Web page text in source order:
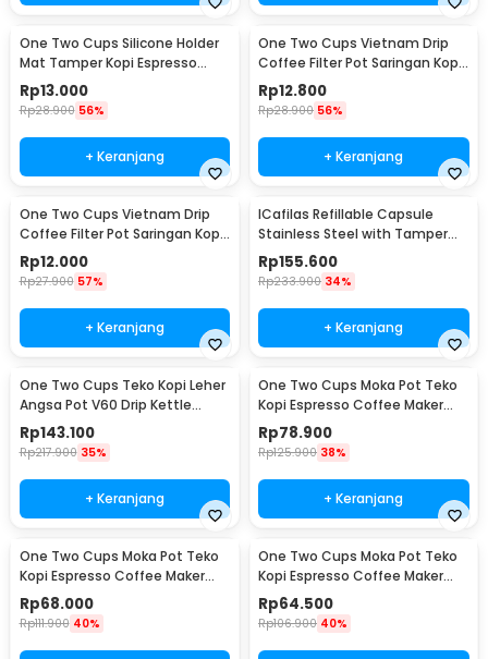
One Two Cups Silicone Holder
Mat Tamper Kopi Espresso
Barista - 0310
Rp13.000
Rp28.900 56%
+ Keranjang
One Two Cups Vietnam Drip
Coffee Filter Pot Saringan Kopi
124ml 7Q - LC1
Rp12.800
Rp28.900 56%
+ Keranjang
One Two Cups Vietnam Drip
Coffee Filter Pot Saringan Kopi
114ml 6Q - LC1
Rp12.000
Rp27.900 57%
+ Keranjang
ICafilas Refillable Capsule
Stainless Steel with Tamper
for Nespresso - F456
Rp155.600
Rp233.900 34%
+ Keranjang
One Two Cups Teko Kopi Leher
Angsa Pot V60 Drip Kettle
960ml - RF-15
Rp143.100
Rp217.900 35%
+ Keranjang
One Two Cups Moka Pot Teko
Kopi Espresso Coffee Maker
Stovetop 6 Cup 300ml - Z21
Rp78.900
Rp125.900 38%
+ Keranjang
One Two Cups Moka Pot Teko
Kopi Espresso Coffee Maker
Stovetop 4 Cup 200ml - Z21
Rp68.000
Rp111.900 40%
One Two Cups Moka Pot Teko
Kopi Espresso Coffee Maker
Stovetop 2 Cup 100ml - Z21
Rp64.500
Rp106.900 40%